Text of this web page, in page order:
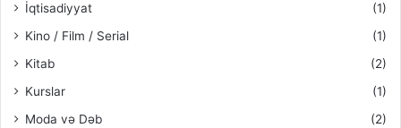
İqtisadiyyat
(1)
Kino / Film / Serial
(1)
Kitab
(2)
Kurslar
(1)
Moda və Dəb
(2)